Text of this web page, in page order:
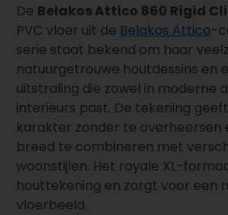
De Belakos Attico 860 Rigid
PVC vloer uit de Belakos Attico-
serie staat bekend om haar
natuurgetrouwe houtdessins en
uitstraling die zowel in moderne
interieurs past. De tekening
karakter zonder te overheersen
breed te combineren met
woonstijlen. Het royale XL-
houttekening en zorgt voor een
vloerbeeld.